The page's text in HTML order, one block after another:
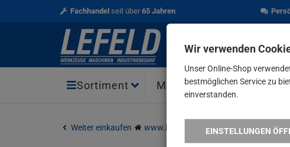
Fachhandel seit über65 Jahren
Sortiment Marken Aktionen
Weiter einkaufen www.lefeld.de Elektrowerkzeuge
Wir verwenden
Unser Online-Shop
bestmöglichen Service zu
einverstanden.
EINSTELLUNGEN